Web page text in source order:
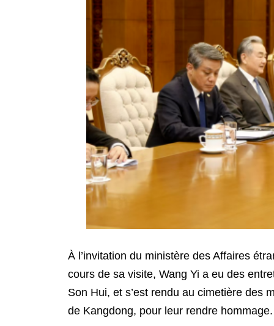
À l’invitation du ministère des Affaires
cours de sa visite, Wang Yi a eu des
Son Hui, et s’est rendu au cimetière des
de Kangdong, pour leur rendre hommage.